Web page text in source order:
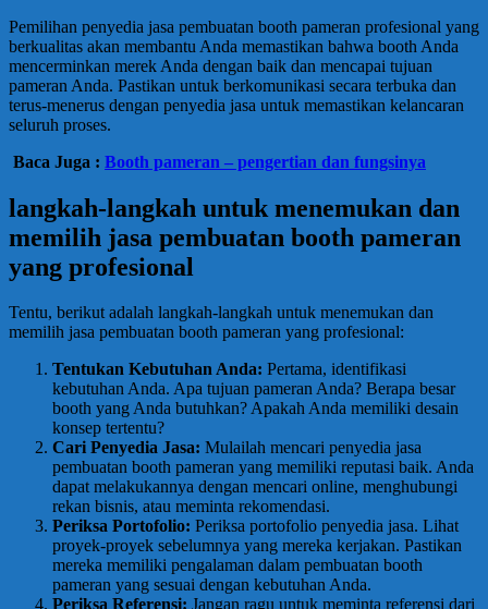
Pemilihan penyedia jasa pembuatan booth pameran profesional yang
berkualitas akan membantu Anda memastikan bahwa booth Anda
mencerminkan merek Anda dengan baik dan mencapai tujuan
pameran Anda. Pastikan untuk berkomunikasi secara terbuka dan
terus-menerus dengan penyedia jasa untuk memastikan kelancaran
seluruh proses.
Baca Juga : Booth pameran – pengertian dan fungsinya
langkah-langkah untuk menemukan dan
memilih jasa pembuatan booth pameran
yang profesional
Tentu, berikut adalah langkah-langkah untuk menemukan dan
memilih jasa pembuatan booth pameran yang profesional:
Tentukan Kebutuhan Anda: Pertama, identifikasi
kebutuhan Anda. Apa tujuan pameran Anda? Berapa besar
booth yang Anda butuhkan? Apakah Anda memiliki desain
konsep tertentu?
Cari Penyedia Jasa: Mulailah mencari penyedia jasa
pembuatan booth pameran yang memiliki reputasi baik. Anda
dapat melakukannya dengan mencari online, menghubungi
rekan bisnis, atau meminta rekomendasi.
Periksa Portofolio: Periksa portofolio penyedia jasa. Lihat
proyek-proyek sebelumnya yang mereka kerjakan. Pastikan
mereka memiliki pengalaman dalam pembuatan booth
pameran yang sesuai dengan kebutuhan Anda.
Periksa Referensi: Jangan ragu untuk meminta referensi dari